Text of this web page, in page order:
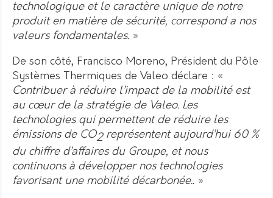
technologique et le caractère unique de notre
produit en matière de sécurité, correspond a nos
valeurs fondamentales. »
De son côté, Francisco Moreno, Président du Pôle
Systèmes Thermiques de Valeo déclare : «
Contribuer à réduire l’impact de la mobilité est
au cœur de la stratégie de Valeo. Les
technologies qui permettent de réduire les
émissions de CO2représentent aujourd’hui 60 %
du chiffre d’affaires du Groupe, et nous
continuons à développer nos technologies
favorisant une mobilité décarbonée.. »